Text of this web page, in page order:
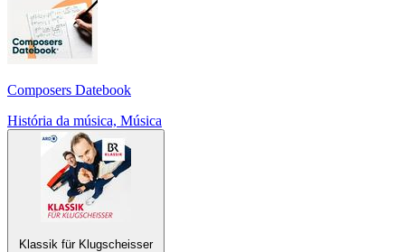
Composers Datebook
História da música, Música
Klassik für Klugscheisser